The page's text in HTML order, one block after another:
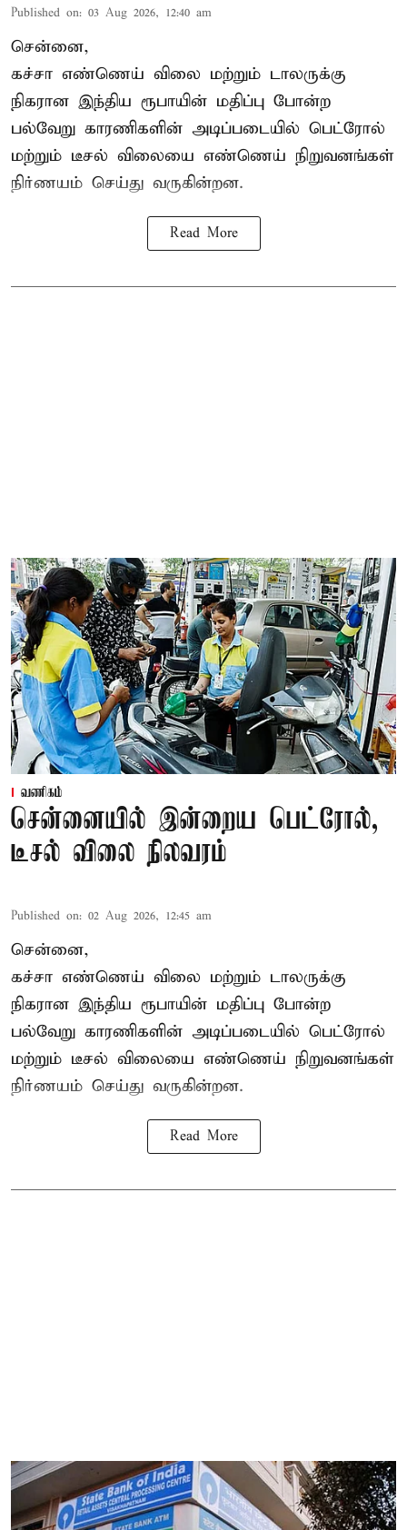
Published on: 03 Aug 2026, 12:40 am
சென்னை,
கச்சா எண்ணெய் விலை மற்றும் டாலருக்கு
நிகரான இந்திய ரூபாயின் மதிப்பு போன்ற
பல்வேறு காரணிகளின் அடிப்படையில் பெட்ரோல்
மற்றும் டீசல் விலையை எண்ணெய் நிறுவனங்கள்
நிர்ணயம் செய்து வருகின்றன.
Read More
வணிகம்
சென்னையில் இன்றைய பெட்ரோல்,
டீசல் விலை நிலவரம்
Published on: 02 Aug 2026, 12:45 am
சென்னை,
கச்சா எண்ணெய் விலை மற்றும் டாலருக்கு
நிகரான இந்திய ரூபாயின் மதிப்பு போன்ற
பல்வேறு காரணிகளின் அடிப்படையில் பெட்ரோல்
மற்றும் டீசல் விலையை எண்ணெய் நிறுவனங்கள்
நிர்ணயம் செய்து வருகின்றன.
Read More